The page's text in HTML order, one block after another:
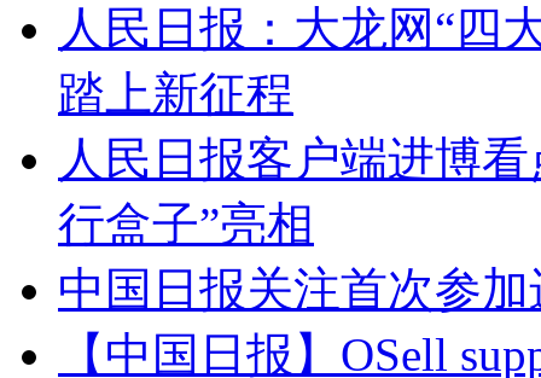
人民日报：大龙网“四
踏上新征程
人民日报客户端进博
行盒子”亮相
中国日报关注首次参
【中国日报】OSell